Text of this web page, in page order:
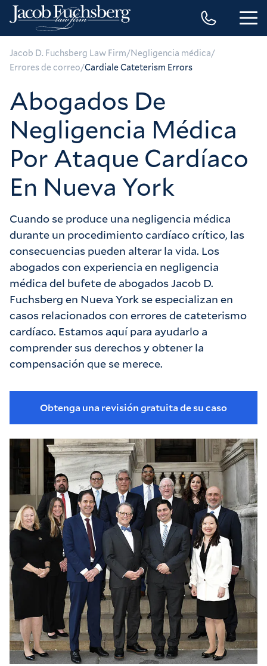
Jacob D. Fuchsberg Law Firm/Negligencia médica/
Errores de correo/Cardiale Cateterism Errors
Abogados De
Negligencia Médica
Por Ataque Cardíaco
En Nueva York
Cuando se produce una negligencia médica
durante un procedimiento cardíaco crítico, las
consecuencias pueden alterar la vida. Los
abogados con experiencia en negligencia
médica del bufete de abogados Jacob D.
Fuchsberg en Nueva York se especializan en
casos relacionados con errores de cateterismo
cardíaco. Estamos aquí para ayudarlo a
comprender sus derechos y obtener la
compensación que se merece.
Obtenga una revisión gratuita de su caso